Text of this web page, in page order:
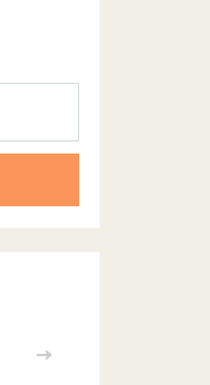
>>